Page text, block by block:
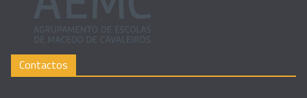
Contactos